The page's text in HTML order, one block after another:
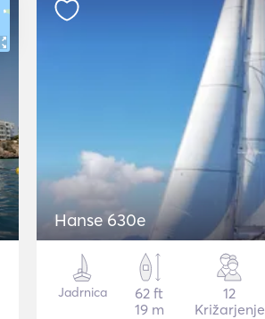
Hanse 630e
Jadrnica
62 ft
19 m
12
Križarjenje